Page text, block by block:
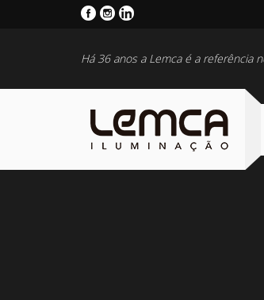
Há 36 anos a Lemca é a referência